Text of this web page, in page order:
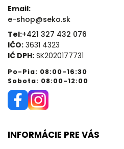
Email:
e-shop@seko.sk
Tel:+421 327 432 076
IČO: 3631 4323
IČ DPH: SK2020177731
Po-Pia: 08:00-16:30
Sobota: 08:00-12:00
INFORMÁCIE PRE VÁS